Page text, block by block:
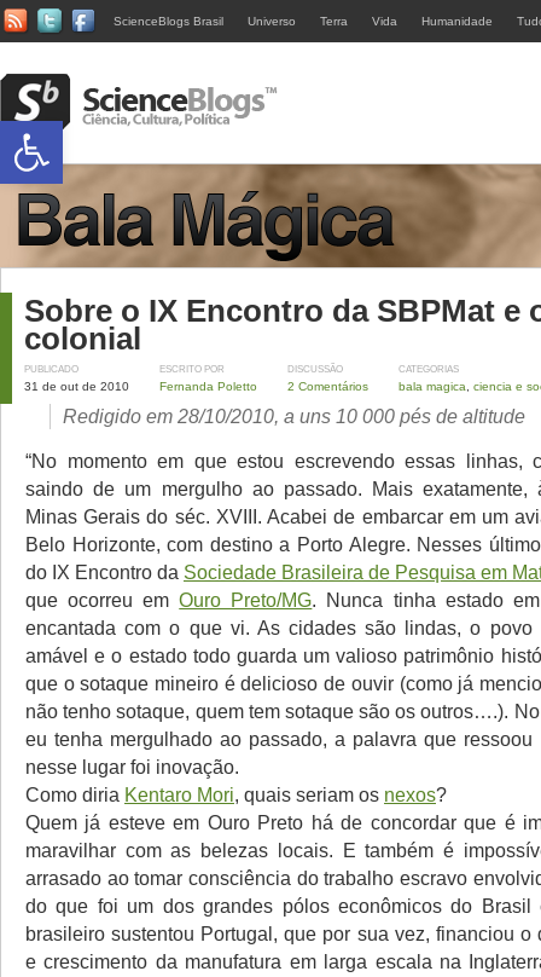
ScienceBlogs Brasil Universo Terra Vida Humanidade
Sobre o IX Encontro da SBPMat e
colonial
PUBLICADO
31 de out de 2010
ESCRITO POR
Fernanda Poletto
DISCUSSÃO
2 Comentários
CATEGORIAS
bala magica ciencia e
Redigido em 28/10/2010, a uns 10 000 pés de altitude
“No momento em que estou escrevendo essas linhas,
saindo de um mergulho ao passado. Mais
Minas Gerais do séc. XVIII. Acabei de embarcar em um
Belo Horizonte, com destino a Porto Alegre. Nesses
do IX Encontro da Sociedade Brasileira de Pesquisa em
que ocorreu emOuro Preto/MG. Nunca tinha estado
encantada com o que vi. As cidades são lindas, o povo
amável e o estado todo guarda um valioso patrimônio
que o sotaque mineiro é delicioso de ouvir (como já
não tenho sotaque, quem tem sotaque são os outros….).
eu tenha mergulhado ao passado, a palavra que ressoou
nesse lugar foi inovação.
Como diria Kentaro Mori, quais seriam os nexos?
Quem já esteve em Ouro Preto há de concordar que é
maravilhar com as belezas locais. E também é
arrasado ao tomar consciência do trabalho escravo
do que foi um dos grandes pólos econômicos do Brasil
brasileiro sustentou Portugal, que por sua vez, financiou o
e crescimento da manufatura em larga escala na
Abrir a barra de ferramentas